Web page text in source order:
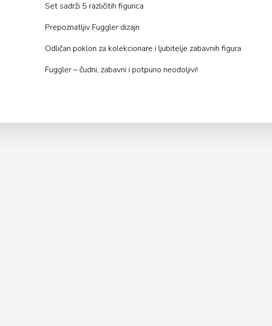
Set sadrži 5 različitih figurica
Prepoznatljiv Fuggler dizajn
Odličan poklon za kolekcionare i ljubitelje zabavnih figura
Fuggler – čudni, zabavni i potpuno neodoljivi!